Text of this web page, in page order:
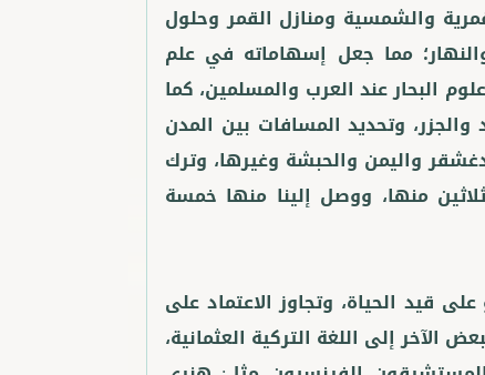
والشمسية ومنازل القمر وحلول
مما جعل إسهاماته في علم
البحار عند العرب والمسلمين، كما
وتحديد المسافات بين المدن
واليمن والحبشة وغيرها، وترك
منها، ووصل إلينا منها خمسة
قيد الحياة، وتجاوز الاعتماد على
الآخر إلى اللغة التركية العثمانية،